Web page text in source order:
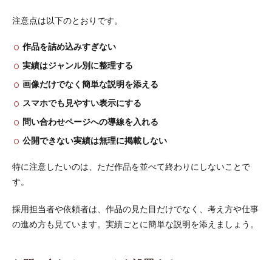
注意点は以下のとおりです。
作品を詰め込みすぎない
実績はジャンル別に整理する
画像だけでなく簡単な説明を添える
スマホでも見やすい表示にする
問い合わせページへの導線を入れる
公開できない実績は無理に掲載しない
特に注意したいのは、ただ作品を並べて終わりにしないことで
す。
採用担当者や依頼者は、作品の見た目だけでなく、考え方や仕事
の進め方も見ています。実績ごとに簡単な説明を添えましょう。